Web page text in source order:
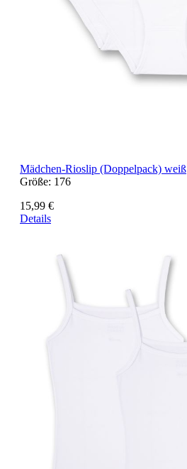
Mädchen-Rioslip (Doppelpack) weiß
Größe: 176
15,99 €
Details